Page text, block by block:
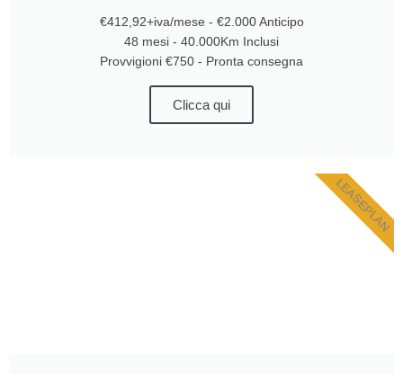
€412,92+iva/mese - €2.000 Anticipo
48 mesi - 40.000Km Inclusi
Provvigioni €750 - Pronta consegna
Clicca qui
LEASEPLAN